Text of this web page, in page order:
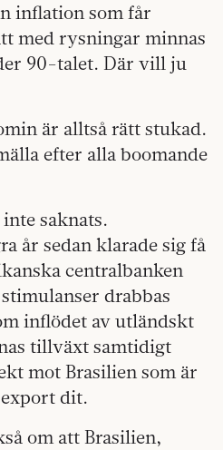
inflation som får
med rysningar minnas
90-talet. Där vill ju
är alltså rätt stukad.
efter alla boomande
saknats.
år sedan klarade sig få
centralbanken
drabbas
inflödet av utländskt
tillväxt samtidigt
mot Brasilien som är
dit.
om att Brasilien,